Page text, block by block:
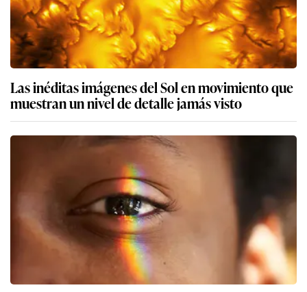
Las inéditas imágenes del Sol en movimiento que
muestran un nivel de detalle jamás visto